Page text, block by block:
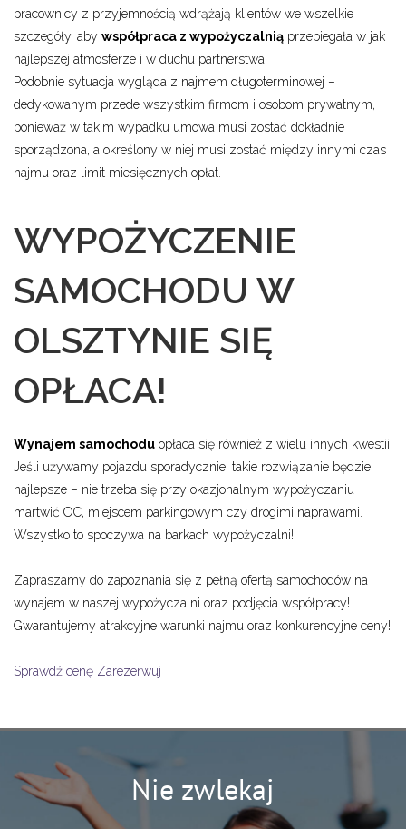
pracownicy z przyjemnością wdrążają klientów we wszelkie
szczegóły, aby współpraca z wypożyczalnią przebiegała w jak
najlepszej atmosferze i w duchu partnerstwa.
Podobnie sytuacja wygląda z najmem długoterminowej –
dedykowanym przede wszystkim firmom i osobom prywatnym,
ponieważ w takim wypadku umowa musi zostać dokładnie
sporządzona, a określony w niej musi zostać między innymi czas
najmu oraz limit miesięcznych opłat.
WYPOŻYCZENIE
SAMOCHODU W
OLSZTYNIE SIĘ
OPŁACA!
Wynajem samochodu opłaca się również z wielu innych kwestii.
Jeśli używamy pojazdu sporadycznie, takie rozwiązanie będzie
najlepsze – nie trzeba się przy okazjonalnym wypożyczaniu
martwić OC, miejscem parkingowym czy drogimi naprawami.
Wszystko to spoczywa na barkach wypożyczalni!
Zapraszamy do zapoznania się z pełną ofertą samochodów na
wynajem w naszej wypożyczalni oraz podjęcia współpracy!
Gwarantujemy atrakcyjne warunki najmu oraz konkurencyjne ceny!
Sprawdź cenę Zarezerwuj
Nie zwlekaj